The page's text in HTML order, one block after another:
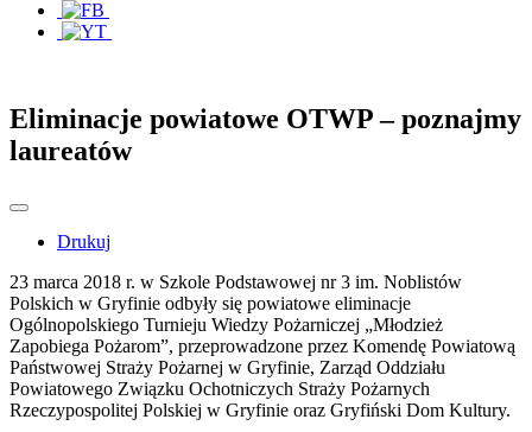
Eliminacje powiatowe OTWP – poznajmy
laureatów
Drukuj
23 marca 2018 r. w Szkole Podstawowej nr 3 im. Noblistów
Polskich w Gryfinie odbyły się powiatowe eliminacje
Ogólnopolskiego Turnieju Wiedzy Pożarniczej „Młodzież
Zapobiega Pożarom”, przeprowadzone przez Komendę Powiatową
Państwowej Straży Pożarnej w Gryfinie, Zarząd Oddziału
Powiatowego Związku Ochotniczych Straży Pożarnych
Rzeczypospolitej Polskiej w Gryfinie oraz Gryfiński Dom Kultury.